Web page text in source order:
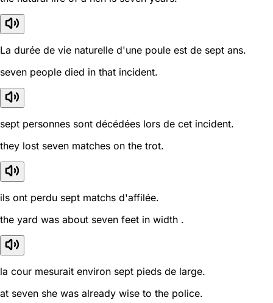
La durée de vie naturelle d'une poule est de sept ans.
seven people died in that incident.
sept personnes sont décédées lors de cet incident.
they lost seven matches on the trot.
ils ont perdu sept matchs d'affilée.
the yard was about seven feet in width .
la cour mesurait environ sept pieds de large.
at seven she was already wise to the police.